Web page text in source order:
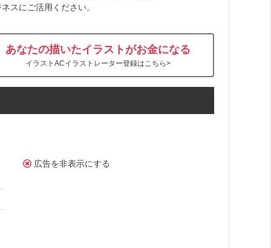
スにご活用ください。
あなたの描いたイラストがお金になる
イラストACイラストレーター登録はこちら>
広告を非表示にする